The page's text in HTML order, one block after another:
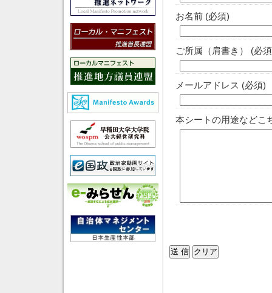
お名前 (必須)
ご所属（肩書き） (必
メールアドレス (必須)
本シートの用途などこ